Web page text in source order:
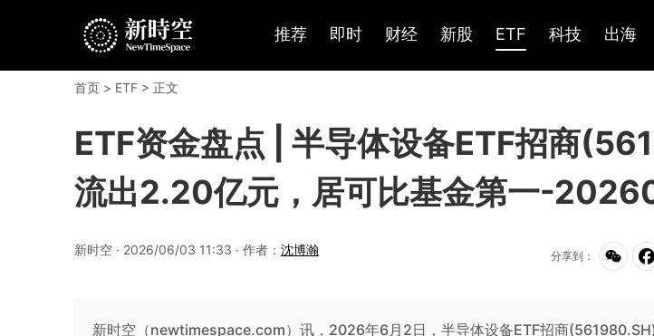
推荐 即时 财经 新股 ETF 科技 出海
首页 > ETF > 正文
ETF资金盘点 | 半导体设备ETF招商
流出2.20亿元，居可比基金第一-
新时空 · 2026/06/03 11:33 · 作者： 沈博瀚 分享到：
新时空（newtimespace.com）讯，2026年6月2日，半导体设备ETF招商